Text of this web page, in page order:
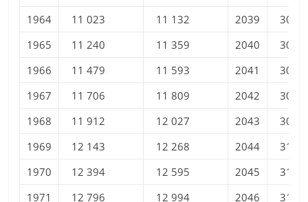
1964
11 023 11 132 2039
30
1965
11 240 11 359 2040
30
1966
11 479 11 593 2041
30
1967
11 706 11 809 2042
30
1968
11 912 12 027 2043
30
1969
12 143 12 268 2044
31
1970
12 394 12 595 2045
31
1971
12 796 12 994 2046
31